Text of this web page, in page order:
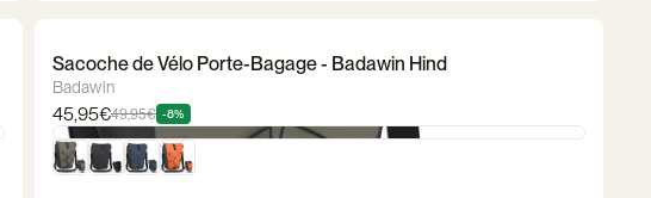
Sacoche de Vélo Porte-Bagage - Badawin Hind
Badawin
45,95€49,95€ -8%